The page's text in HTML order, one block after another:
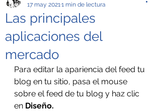
Las principales
aplicaciones del
mercado
17 may 20211 min de lectura
Para editar la apariencia del feed tu
blog en tu sitio, pasa el mouse
sobre el feed de tu blog y haz clic
en Diseño.